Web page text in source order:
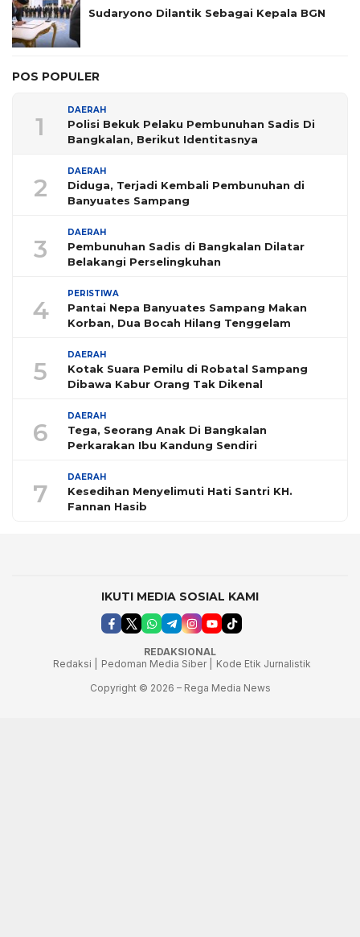
Sudaryono Dilantik Sebagai Kepala BGN
POS POPULER
1
DAERAH
Polisi Bekuk Pelaku Pembunuhan Sadis Di
Bangkalan, Berikut Identitasnya
2
DAERAH
Diduga, Terjadi Kembali Pembunuhan di
Banyuates Sampang
3
DAERAH
Pembunuhan Sadis di Bangkalan Dilatar
Belakangi Perselingkuhan
4
PERISTIWA
Pantai Nepa Banyuates Sampang Makan
Korban, Dua Bocah Hilang Tenggelam
5
DAERAH
Kotak Suara Pemilu di Robatal Sampang
Dibawa Kabur Orang Tak Dikenal
6
DAERAH
Tega, Seorang Anak Di Bangkalan
Perkarakan Ibu Kandung Sendiri
7
DAERAH
Kesedihan Menyelimuti Hati Santri KH.
Fannan Hasib
IKUTI MEDIA SOSIAL KAMI
REDAKSIONAL
Redaksi |
Pedoman Media Siber |
Kode Etik Jurnalistik
Copyright © 2026 – Rega Media News